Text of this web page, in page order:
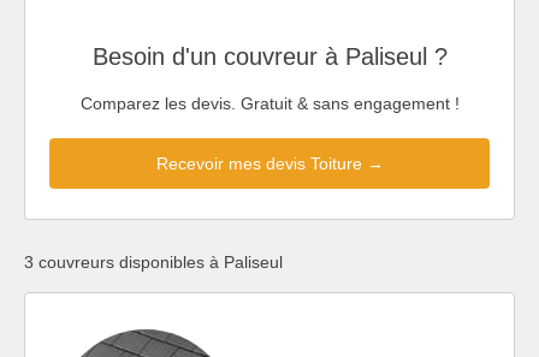
Besoin d'un couvreur à Paliseul ?
Comparez les devis. Gratuit & sans engagement !
Recevoir mes devis Toiture →
3 couvreurs disponibles à Paliseul